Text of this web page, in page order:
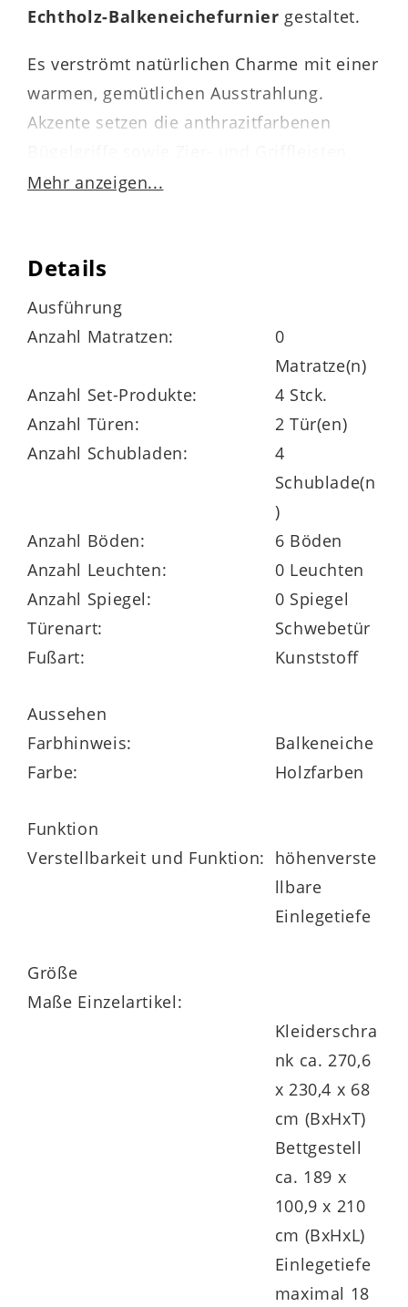
Echtholz-Balkeneichefurnier gestaltet.
Es verströmt natürlichen Charme mit einer
warmen, gemütlichen Ausstrahlung.
Akzente setzen die anthrazitfarbenen
Innenkorpusse
Durch die perfekt aufeinander
abgestimmten Farben präsentieren sich
die hochwertigen Schlafzimmermöbel
Hier die wichtigsten Eigenschaften der
Schwebetürenschranks, des Bettgestells
und der beiden Nachtkommoden – im
Überblick:
Derzweitürige Schwebetürenschrank
Seine Maße belaufen sich auf
ca. 271 x
Zu den funktionalen Highlights des
geräumigen Schlafzimmerschranks
gehören die Bürstendichtung der Türen
bietet eine
Liegefläche von ca. 180 x 200 cm (BxL)
und demzufolge zwei Personen bequem
Dank der vierfach höhenverstellbaren
Lattenrahmen-Auflage können Sie sich so
Mehr anzeigen...
Details
Ausführung
Anzahl Matratzen:
0
Matratze(n)
Anzahl Set-Produkte:
4 Stck.
Anzahl Türen:
2 Tür(en)
Anzahl Schubladen:
4
Schublade(n
)
Anzahl Böden:
6 Böden
Anzahl Leuchten:
0 Leuchten
Anzahl Spiegel:
0 Spiegel
Türenart:
Schwebetür
Fußart:
Kunststoff
Aussehen
Farbhinweis:
Balkeneiche
Farbe:
Holzfarben
Funktion
Verstellbarkeit und Funktion: höhenverste
llbare
Einlegetiefe
Größe
Maße Einzelartikel:
Kleiderschra
nk ca. 270,6
x 230,4 x 68
cm (BxHxT)
Bettgestell
ca. 189 x
100,9 x 210
cm (BxHxL)
Einlegetiefe
maximal 18